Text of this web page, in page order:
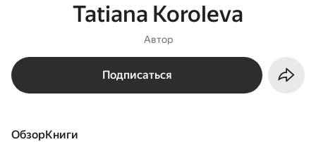
Tatiana Koroleva
Автор
Подписаться
Обзор книги